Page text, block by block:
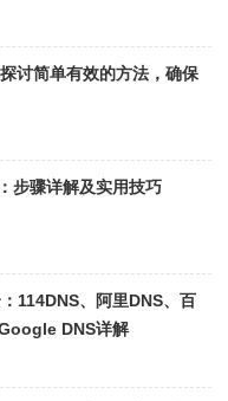
讨简单有效的方法，确保
步骤详解及实用技巧
114DNS、阿里DNS、百
DNS详解